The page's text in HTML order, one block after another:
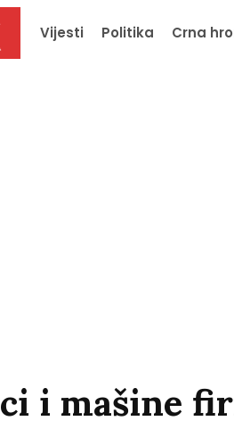
Vijesti Politika Crna
i mašine